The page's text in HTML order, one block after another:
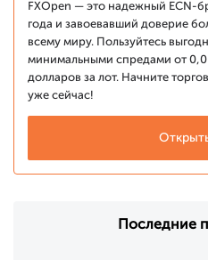
FXOpen — это надежный ECN-
года и завоевавший доверие
всему миру. Пользуйтесь
минимальными спредами от
долларов за лот. Начните
уже сейчас!
Последние